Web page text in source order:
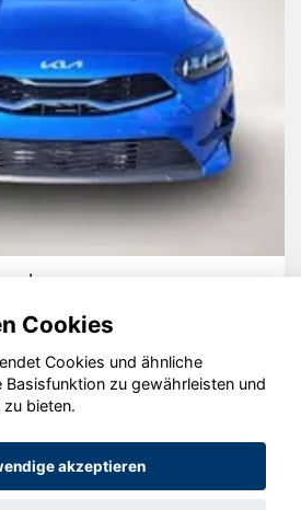
GmbH 2020 - 2026
Cookies
Cookies und ähnliche
Basisfunktion zu gewährleisten und
bieten.
akzeptieren